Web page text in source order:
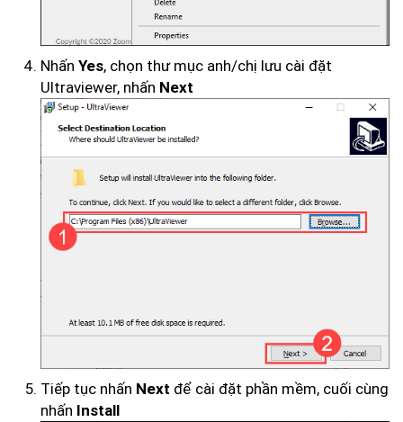
Nhấn Yes, chọn thư mục anh/chị lưu cài đặt
Ultraviewer, nhấn Next
Tiếp tục nhấn Next để cài đặt phần mềm, cuối cùng
nhấn Install